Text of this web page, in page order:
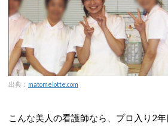
出典： matomelotte.com
こんな美人の看護師なら、プロ入り2